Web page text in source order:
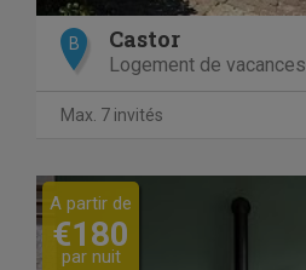
B Castor
Logement de vacances
Max. 7 invités
Previous
A partir de
€180
par nuit